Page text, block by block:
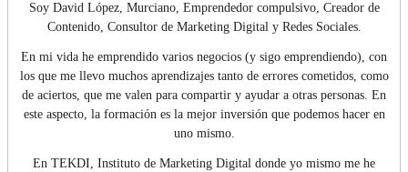
Soy David López, Murciano, Emprendedor compulsivo, Creador de
Contenido, Consultor de Marketing Digital y Redes Sociales.
En mi vida he emprendido varios negocios (y sigo emprendiendo), con
los que me llevo muchos aprendizajes tanto de errores cometidos, como
de aciertos, que me valen para compartir y ayudar a otras personas. En
este aspecto, la formación es la mejor inversión que podemos hacer en
uno mismo.
En TEKDI, Instituto de Marketing Digital donde yo mismo me he